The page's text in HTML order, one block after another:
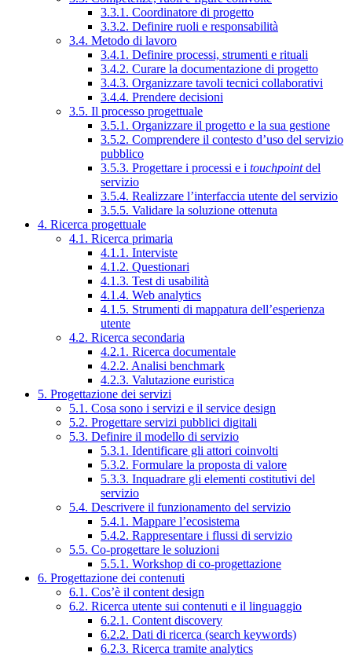
3.3.1. Coordinatore di progetto
3.3.2. Definire ruoli e responsabilità
3.4. Metodo di lavoro
3.4.1. Definire processi, strumenti e rituali
3.4.2. Curare la documentazione di progetto
3.4.3. Organizzare tavoli tecnici collaborativi
3.4.4. Prendere decisioni
3.5. Il processo progettuale
3.5.1. Organizzare il progetto e la sua gestione
3.5.2. Comprendere il contesto d’uso del servizio
pubblico
3.5.3. Progettare i processi e i touchpointdel
servizio
3.5.4. Realizzare l’interfaccia utente del servizio
3.5.5. Validare la soluzione ottenuta
4. Ricerca progettuale
4.1. Ricerca primaria
4.1.1. Interviste
4.1.2. Questionari
4.1.3. Test di usabilità
4.1.4. Web analytics
4.1.5. Strumenti di mappatura dell’esperienza
utente
4.2. Ricerca secondaria
4.2.1. Ricerca documentale
4.2.2. Analisi benchmark
4.2.3. Valutazione euristica
5. Progettazione dei servizi
5.1. Cosa sono i servizi e il service design
5.2. Progettare servizi pubblici digitali
5.3. Definire il modello di servizio
5.3.1. Identificare gli attori coinvolti
5.3.2. Formulare la proposta di valore
5.3.3. Inquadrare gli elementi costitutivi del
servizio
5.4. Descrivere il funzionamento del servizio
5.4.1. Mappare l’ecosistema
5.4.2. Rappresentare i flussi di servizio
5.5. Co-progettare le soluzioni
5.5.1. Workshop di co-progettazione
6. Progettazione dei contenuti
6.1. Cos’è il content design
6.2. Ricerca utente sui contenuti e il linguaggio
6.2.1. Content discovery
6.2.2. Dati di ricerca (search keywords)
6.2.3. Ricerca tramite analytics